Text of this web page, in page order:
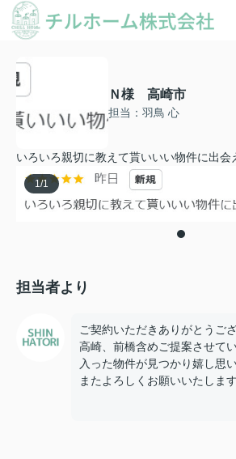
Ｎ様 高崎市
担当：羽鳥 心
いろいろ親切に教えて貰いいい物件に出会
1/1
担当者より
ご契約いただきありがとうご
高崎、前橋含めご提案させて
入った物件が見つかり嬉し思い
またよろしくお願いいたします